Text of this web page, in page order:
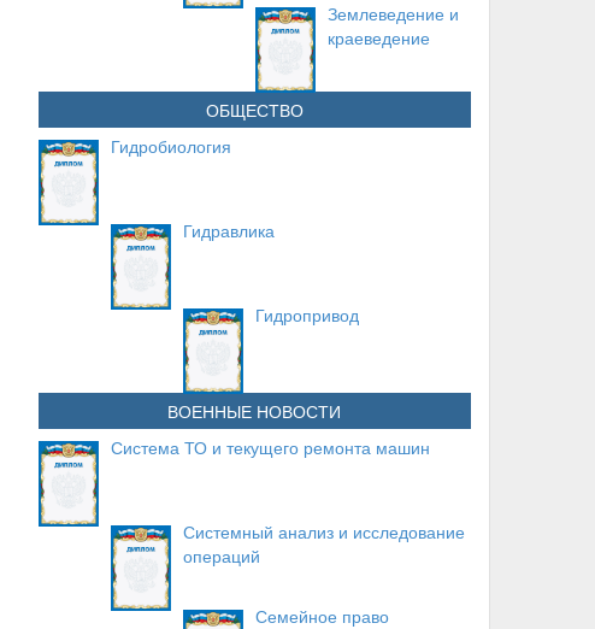
Землеведение и
краеведение
ОБЩЕСТВО
Гидробиология
Гидравлика
Гидропривод
ВОЕННЫЕ НОВОСТИ
Система ТО и текущего ремонта машин
Системный анализ и исследование
операций
Семейное право